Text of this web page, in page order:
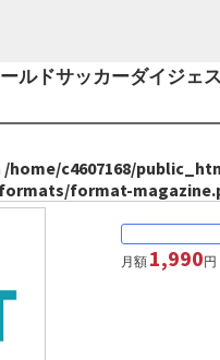
ルドサッカーダイジ
/home/c4607168/
format-
月額 1,990円